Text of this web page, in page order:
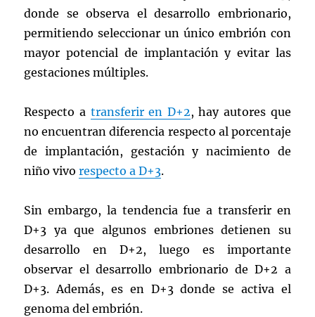
donde se observa el desarrollo embrionario,
permitiendo seleccionar un único embrión con
mayor potencial de implantación y evitar las
gestaciones múltiples.
Respecto a transferir en D+2, hay autores que
no encuentran diferencia respecto al porcentaje
de implantación, gestación y nacimiento de
niño vivorespecto a D+3.
Sin embargo, la tendencia fue a transferir en
D+3 ya que algunos embriones detienen su
desarrollo en D+2, luego es importante
observar el desarrollo embrionario de D+2 a
D+3. Además, es en D+3 donde se activa el
genoma del embrión.